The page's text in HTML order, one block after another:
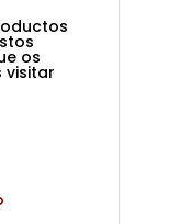
os
visitar